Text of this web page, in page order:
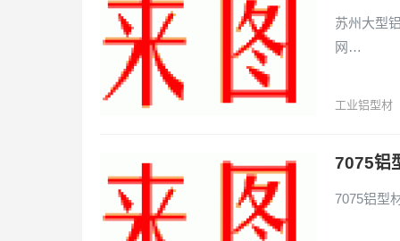
苏州大型
网…
工业铝型材
7075铝
7075铝型